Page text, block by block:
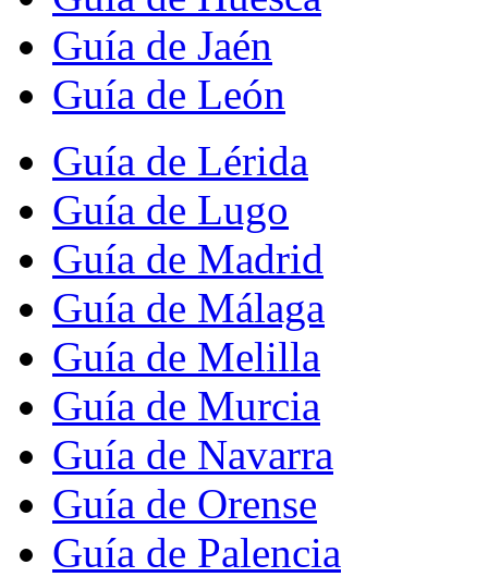
Guía de Jaén
Guía de León
Guía de Lérida
Guía de Lugo
Guía de Madrid
Guía de Málaga
Guía de Melilla
Guía de Murcia
Guía de Navarra
Guía de Orense
Guía de Palencia